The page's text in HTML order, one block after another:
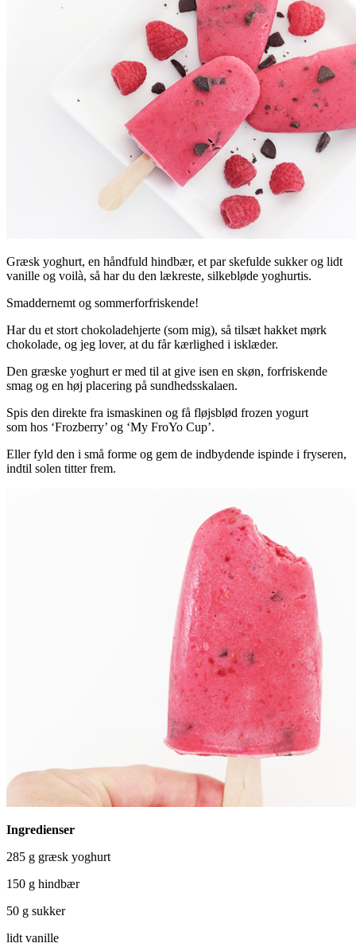
Græsk yoghurt, en håndfuld hindbær, et par skefulde sukker og lidt
vanille og voilà, så har du den lækreste, silkebløde yoghurtis.
Smaddernemt og sommerforfriskende!
Har du et stort chokoladehjerte (som mig), så tilsæt hakket mørk
chokolade, og jeg lover, at du får kærlighed i isklæder.
Den græske yoghurt er med til at give isen en skøn, forfriskende
smag og en høj placering på sundhedsskalaen.
Spis den direkte fra ismaskinen og få fløjsblød frozen yogurt
som hos ‘Frozberry’ og ‘My FroYo Cup’.
Eller fyld den i små forme og gem de indbydende ispinde i fryseren,
indtil solen titter frem.
Ingredienser
285 g græsk yoghurt
150 g hindbær
50 g sukker
lidt vanille